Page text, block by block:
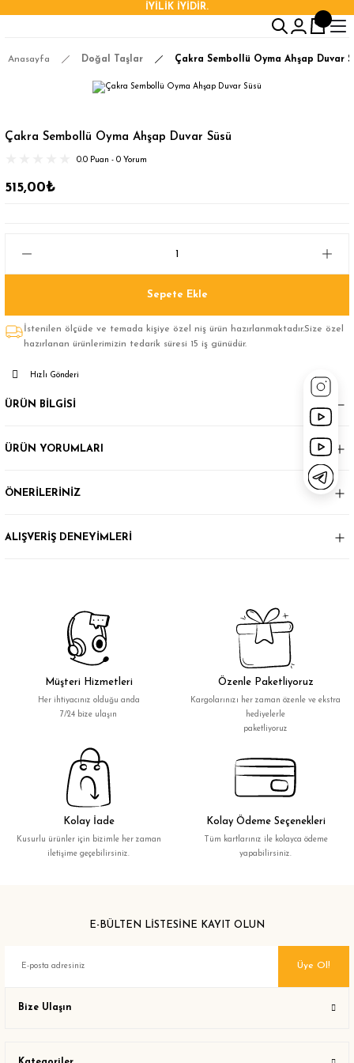
İYİLİK İYİDİR.
Anasayfa Doğal Taşlar Çakra Sembollü Oyma Ahşap Duvar
Çakra Sembollü Oyma Ahşap Duvar Süsü
0.0 Puan - 0 Yorum
515,00₺
Sepete Ekle
İstenilen ölçüde ve temada kişiye özel niş ürün hazırlanmaktadır.Size özel
hazırlanan ürünlerimizin tedarik süresi 15 iş günüdür.
Hızlı Gönderi
ÜRÜN BİLGİSİ
ÜRÜN YORUMLARI
ÖNERİLERİNİZ
ALIŞVERİŞ DENEYİMLERİ
Müşteri Hizmetleri
Her ihtiyacınız olduğu anda
7/24 bize ulaşın
Özenle Paketliyoruz
Kargolarınızı her zaman özenle ve ekstra
hediyelerle
paketliyoruz
Kolay İade
Kusurlu ürünler için bizimle her zaman
iletişime geçebilirsiniz.
Kolay Ödeme Seçenekleri
Tüm kartlarınız ile kolayca ödeme
yapabilirsiniz.
E-BÜLTEN LİSTESİNE KAYIT OLUN
Üye Ol!
Bize Ulaşın